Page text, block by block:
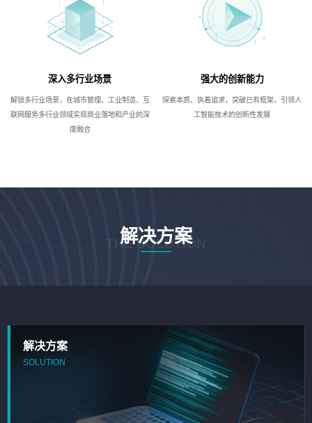
深入多行业场景
解锁多行业场景，在城市管理、工业制造、互
联网服务多行业领域实现商业落地和产业的深
度融合
强大的创新能力
探索本质、执着追求，突破已有框架，引领人
工智能技术的创新性发展
解决方案
THE SOLUTION
解决方案
SOLUTION